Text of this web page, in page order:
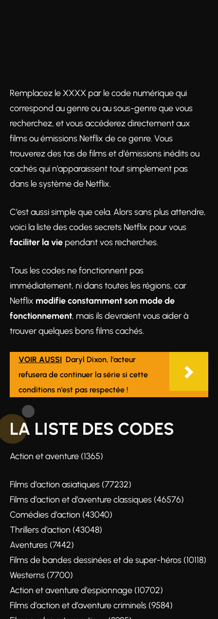
Remplacez le XXXX par le code numérique qui
correspond au genre ou au sous-genre que vous
recherchez, et vous accéderez directement aux
films ou émissions Netflix de ce genre. Vous
trouverez des tas de films et d’émissions inédits ou
cachés qui n’apparaissent tout simplement pas
dans le système de Netflix.
C’est aussi simple que cela. Alors sans plus attendre,
voici la liste des codes secrets Netflix pour vous
faciliter la vie pendant vos recherches.
Tous les codes ne fonctionnent pas
immédiatement, ni dans toutes les régions, car
Netflix modifie constamment son mode de
fonctionnement, mais ils devraient vous aider à
trouver quelques bons films cachés.
VOIR AUSSI Daryl Dixon, l'acteur
refusera de continuer la série si cette
conditions n'est pas respectée !
LA LISTE DES CODES
Action et aventure (1365)
Films d’action asiatiques (77232)
Films d’action et d’aventure classiques (46576)
Comédies d’action (43040)
Thrillers d’action (43048)
Aventures (7442)
Films de bandes dessinées et de super-héros (10118)
Westerns (7700)
Action et aventure d’espionnage (10702)
Films d’action et d’aventure criminels (9584)